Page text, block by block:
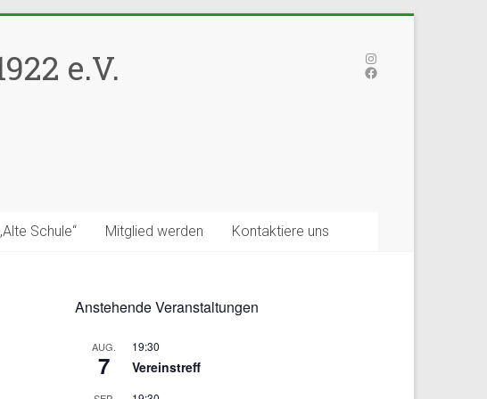
e.V.
Instagram
Facebook
Schule“ Mitglied werden Kontaktiere uns
Anstehende Veranstaltungen
AUG.
7
19:30
Vereinstreff